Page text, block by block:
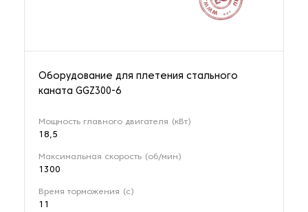
Оборудование для плетения стального
каната GGZ300-6
Мощность главного двигателя (кВт)
18,5
Максимальная скорость (об/мин)
1300
Время торможения (с)
11